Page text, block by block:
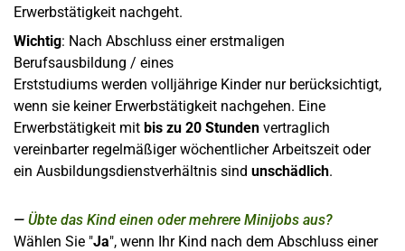
Erwerbstätigkeit nachgeht.
Wichtig: Nach Abschluss einer erstmaligen
Berufsausbildung / eines
Erststudiums werden volljährige Kinder nur berücksichtigt,
wenn sie keiner Erwerbstätigkeit nachgehen. Eine
Erwerbstätigkeit mit bis zu 20 Stunden vertraglich
vereinbarter regelmäßiger wöchentlicher Arbeitszeit oder
ein Ausbildungsdienstverhältnis sind unschädlich.
Übte das Kind einen oder mehrere Minijobs aus?
Wählen Sie "Ja", wenn Ihr Kind nach dem Abschluss einer